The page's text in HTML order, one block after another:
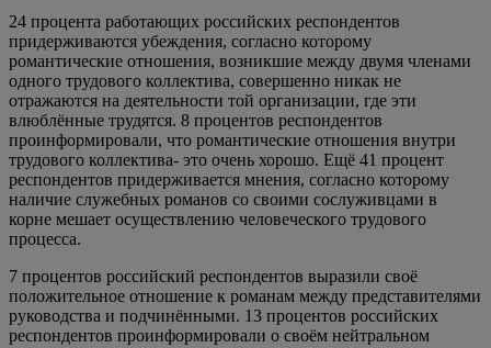
24 процента работающих российских респондентов
придерживаются убеждения, согласно которому
романтические отношения, возникшие между двумя членами
одного трудового коллектива, совершенно никак не
отражаются на деятельности той организации, где эти
влюблённые трудятся. 8 процентов респондентов
проинформировали, что романтические отношения внутри
трудового коллектива- это очень хорошо. Ещё 41 процент
респондентов придерживается мнения, согласно которому
наличие служебных романов со своими сослуживцами в
корне мешает осуществлению человеческого трудового
процесса.
7 процентов российский респондентов выразили своё
положительное отношение к романам между представителями
руководства и подчинёнными. 13 процентов российских
респондентов проинформировали о своём нейтральном